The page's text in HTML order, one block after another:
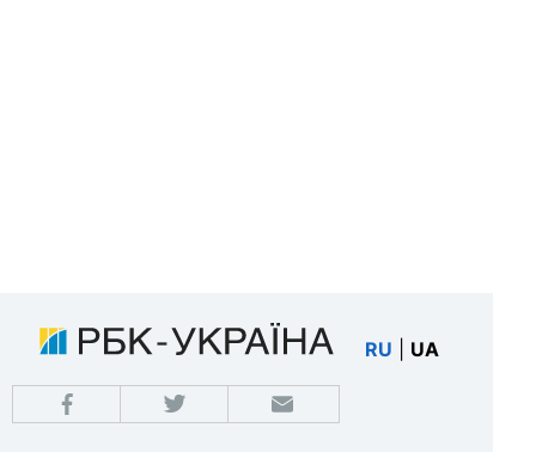
RU UA